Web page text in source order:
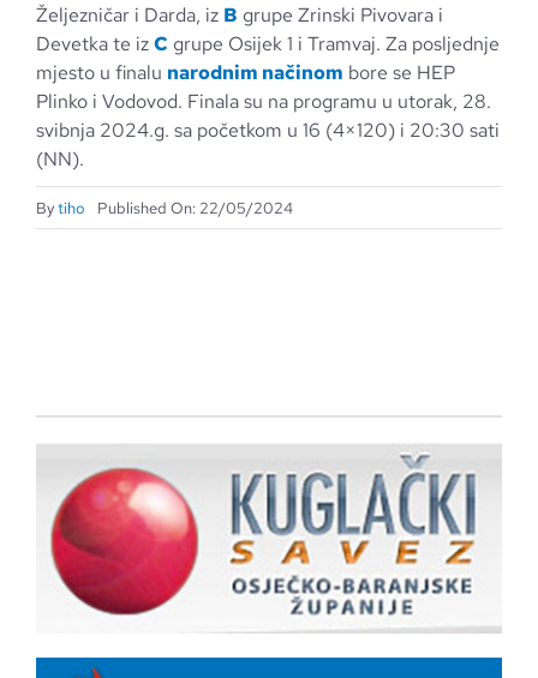
Željezničar i Darda, iz B grupe Zrinski Pivovara i
Devetka te izC grupe Osijek 1 i Tramvaj. Za posljednje
mjesto u finalu narodnim načinom bore se HEP
Plinko i Vodovod. Finala su na programu u utorak, 28.
svibnja 2024.g. sa početkom u 16 (4×120) i 20:30 sati
(NN).
Bytiho Published On: 22/05/2024